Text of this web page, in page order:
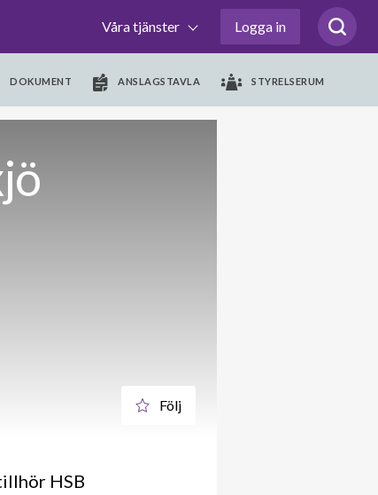
Våra tjänster Logga in
DOKUMENT ANSLAGSTAVLA STYRELSERUM
Följ
HSB